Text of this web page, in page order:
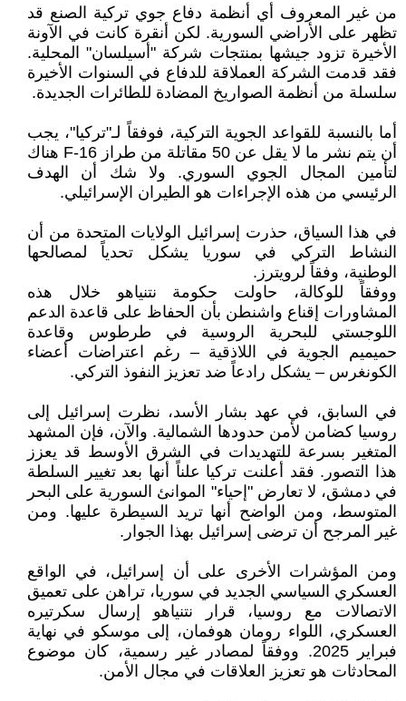
من غير المعروف أي أنظمة دفاع جوي تركية الصنع قد
تظهر على الأراضي السورية. لكن أنقرة كانت في الآونة
الأخيرة تزود جيشها بمنتجات شركة "أسيلسان" المحلية.
فقد قدمت الشركة العملاقة للدفاع في السنوات الأخيرة
سلسلة من أنظمة الصواريخ المضادة للطائرات الجديدة.
أما بالنسبة للقواعد الجوية التركية، فوفقاً لـ"تركيا"، يجب
أن يتم نشر ما لا يقل عن 50 مقاتلة من طراز F-16 هناك
لتأمين المجال الجوي السوري. ولا شك أن الهدف
الرئيسي من هذه الإجراءات هو الطيران الإسرائيلي.
في هذا السياق، حذرت إسرائيل الولايات المتحدة من أن
النشاط التركي في سوريا يشكل تحدياً لمصالحها
الوطنية، وفقاً لرويترز.
ووفقاً للوكالة، حاولت حكومة نتنياهو خلال هذه
المشاورات إقناع واشنطن بأن الحفاظ على قاعدة الدعم
اللوجستي للبحرية الروسية في طرطوس وقاعدة
حميميم الجوية في اللاذقية – رغم اعتراضات أعضاء
الكونغرس – يشكل رادعاً ضد تعزيز النفوذ التركي.
في السابق، في عهد بشار الأسد، نظرت إسرائيل إلى
روسيا كضامن لأمن حدودها الشمالية. والآن، فإن المشهد
المتغير بسرعة للتهديدات في الشرق الأوسط قد يعزز
هذا التصور. فقد أعلنت تركيا علناً أنها بعد تغيير السلطة
في دمشق، لا تعارض "إحياء" الموانئ السورية على البحر
المتوسط، ومن الواضح أنها تريد السيطرة عليها. ومن
غير المرجح أن ترضى إسرائيل بهذا الجوار.
ومن المؤشرات الأخرى على أن إسرائيل، في الواقع
العسكري السياسي الجديد في سوريا، تراهن على تعميق
الاتصالات مع روسيا، قرار نتنياهو إرسال سكرتيره
العسكري، اللواء رومان هوفمان، إلى موسكو في نهاية
فبراير 2025. ووفقاً لمصادر غير رسمية، كان موضوع
المحادثات هو تعزيز العلاقات في مجال الأمن.